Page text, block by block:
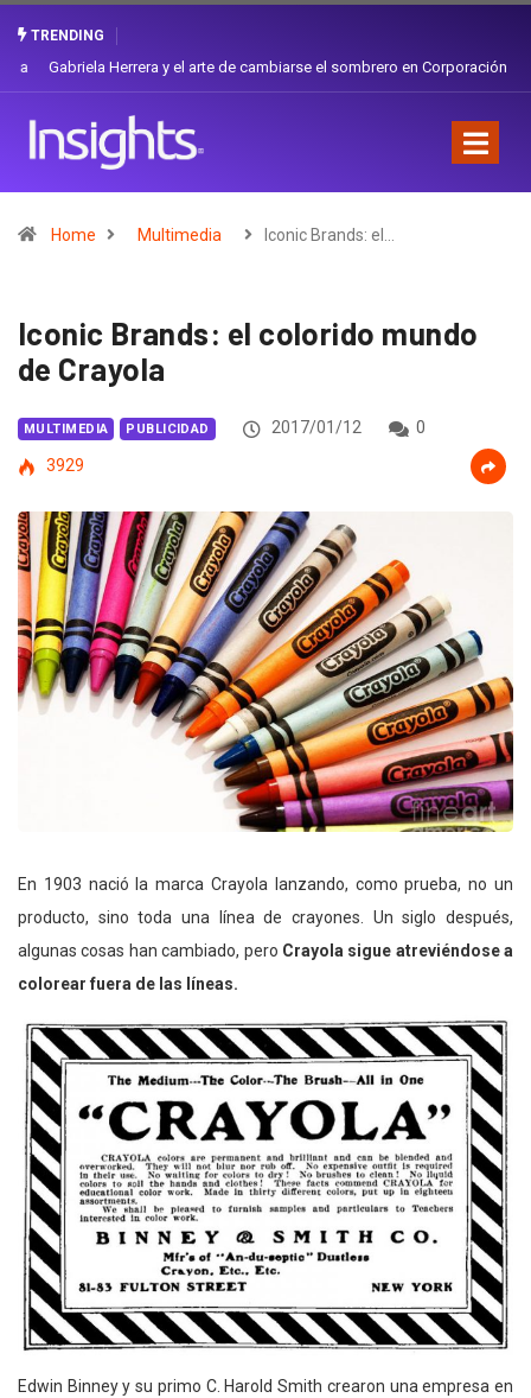
TRENDING
Gabriela Herrera y el arte de cambiarse el sombrero en Corporación
Home Multimedia Iconic Brands: el…
Iconic Brands: el colorido mundo
de Crayola
MULTIMEDIA PUBLICIDAD 2017/01/12
0
3929
En 1903 nació la marca Crayola lanzando, como prueba, no un
producto, sino toda una línea de crayones. Un siglo después,
algunas cosas han cambiado, pero Crayola sigue atreviéndose a
colorear fuera de las líneas.
Edwin Binney y su primo C. Harold Smith crearon una empresa en